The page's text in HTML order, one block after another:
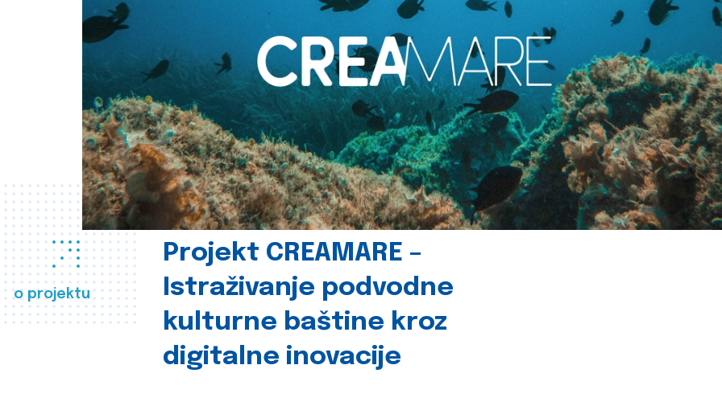
o projektu
Projekt CREAMARE –
Istraživanje podvodne
kulturne baštine kroz
digitalne inovacije